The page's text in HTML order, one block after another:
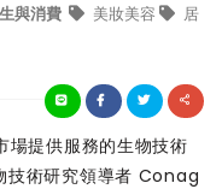
與消費 美妝美容 居
提供服務的生物技術
技術研究領導者 Conag